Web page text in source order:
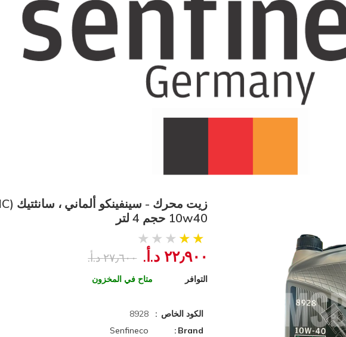
10w40 حجم 4 لتر
٢٢٫٩٠٠ د.أ.‏ ٢٧٫٦٠٠ د.أ.‏
التوافر متاح في المخزون
الكود الخاص
8928
Brand
Senfineco